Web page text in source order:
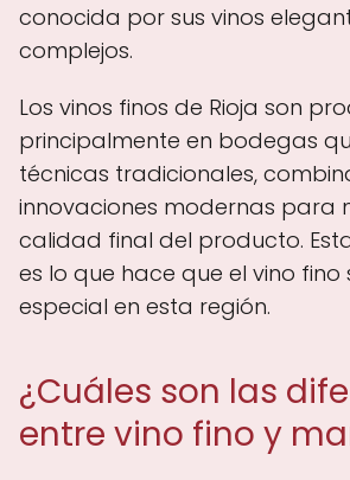
conocida por sus vinos
complejos.
Los vinos finos de Rioja son
principalmente en bodegas
técnicas tradicionales,
innovaciones modernas para
calidad final del producto.
es lo que hace que el vino fino
especial en esta región.
¿Cuáles son las
entre vino fino y